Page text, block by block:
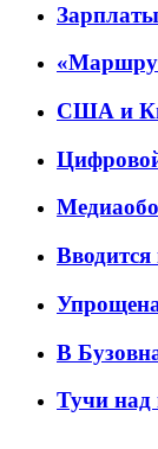
Зарплаты
США и
Вводится
В
Тучи над